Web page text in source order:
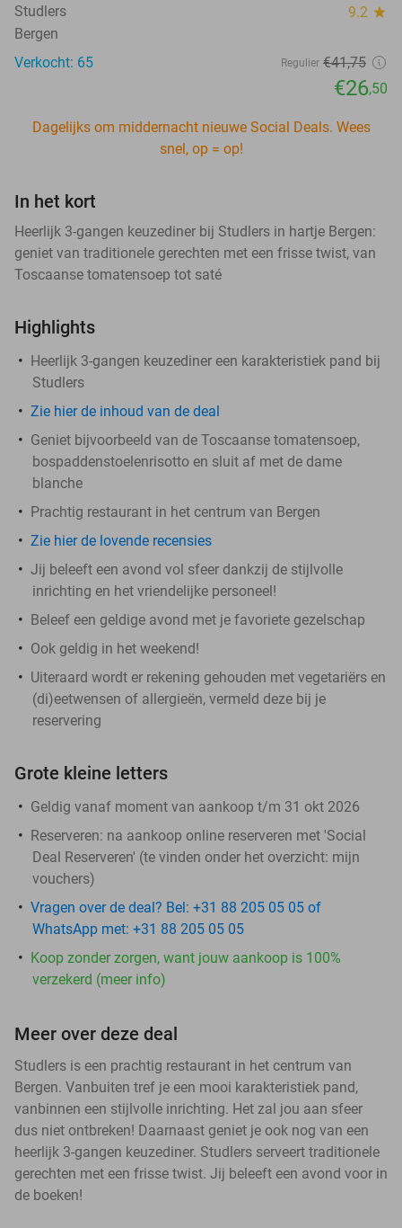
Studlers 9.2 star
Bergen
Verkocht: 65
Regulier €41,75
€26,50
Dagelijks om middernacht nieuwe Social Deals. Wees
snel, op = op!
In het kort
Heerlijk 3-gangen keuzediner bij Studlers in hartje Bergen:
geniet van traditionele gerechten met een frisse twist, van
Toscaanse tomatensoep tot saté
Highlights
Heerlijk 3-gangen keuzediner een karakteristiek pand bij
Studlers
Zie hier de inhoud van de deal
Geniet bijvoorbeeld van de Toscaanse tomatensoep,
bospaddenstoelenrisotto en sluit af met de dame
blanche
Prachtig restaurant in het centrum van Bergen
Zie hier de lovende recensies
Jij beleeft een avond vol sfeer dankzij de stijlvolle
inrichting en het vriendelijke personeel!
Beleef een geldige avond met je favoriete gezelschap
Ook geldig in het weekend!
Uiteraard wordt er rekening gehouden met vegetariërs en
(di)eetwensen of allergieën, vermeld deze bij je
reservering
Grote kleine letters
Geldig vanaf moment van aankoop t/m 31 okt 2026
Reserveren: na aankoop online reserveren met 'Social
Deal Reserveren' (te vinden onder het overzicht: mijn
vouchers)
Vragen over de deal? Bel: +31 88 205 05 05 of
WhatsApp met: +31 88 205 05 05
Koop zonder zorgen, want jouw aankoop is 100%
verzekerd (meer info)
Meer over deze deal
Studlers is een prachtig restaurant in het centrum van
Bergen. Vanbuiten tref je een mooi karakteristiek pand,
vanbinnen een stijlvolle inrichting. Het zal jou aan sfeer
dus niet ontbreken! Daarnaast geniet je ook nog van een
heerlijk 3-gangen keuzediner. Studlers serveert traditionele
gerechten met een frisse twist. Jij beleeft een avond voor in
de boeken!